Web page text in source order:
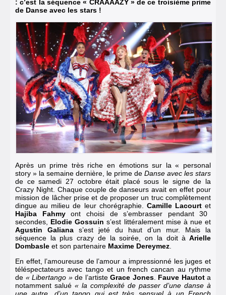
: c’est la séquence « CRAAAAZY » de ce troisième prime
de Danse avec les stars !
Après un prime très riche en émotions sur la « personal
story » la semaine dernière, le prime de Danse avec les stars
de ce samedi 27 octobre était placé sous le signe de la
Crazy Night. Chaque couple de danseurs avait en effet pour
mission de lâcher prise et de proposer un truc complètement
dingue au milieu de leur chorégraphie. Camille Lacourt et
Hajiba Fahmyont choisi de s’embrasser pendant 30
secondes
Elodie Gossuin s’est littéralement mise à nueet
Agustin Galiana s’est jeté du haut d’un mur. Mais la
séquence la plus crazy de la soirée, on la doit à Arielle
Dombasle et son partenaire Maxime Dereymez
En effet, l’amoureuse de l’amour a impressionné les juges et
téléspectateurs avec tango et un french cancan au rythme
de « Libertango »de l’artisteGrace Jones. Fauve Hautota
notamment salué « la complexité de passer d’une danse à
une autre, d’un tango qui est très sensuel à un French